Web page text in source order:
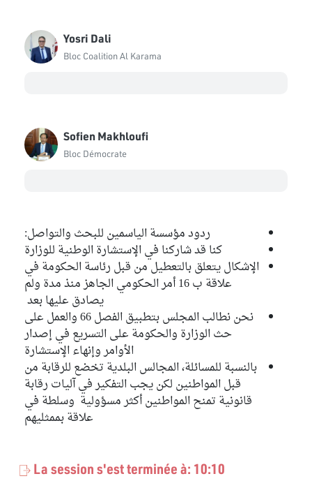
Yosri Dali
Bloc Coalition Al Karama
Sofien Makhloufi
Bloc Démocrate
ردود مؤسسة الياسمين للبحث والتواصل:
كنا قد شاركنا في الإستشارة الوطنية للوزارة
الإشكال يتعلق بالتعطيل من قبل رئاسة الحكومة في
علاقة ب 16 أمر الحكومي الجاهز منذ مدة ولم
يصادق عليها بعد
نحن نطالب المجلس بتطبيق الفصل 66 والعمل على
حث الوزارة والحكومة على التسريع في إصدار
الأوامر وإنهاء الإستشارة
بالنسبة للمسائلة، المجالس البلدية تخضع للرقابة من
قبل المواطنين لكن يجب التفكير في آليات رقابة
قانونية تمنح المواطنين أكثر مسؤولية وسلطة في
علاقة بممثليهم
La session s'est terminée à: 10:10